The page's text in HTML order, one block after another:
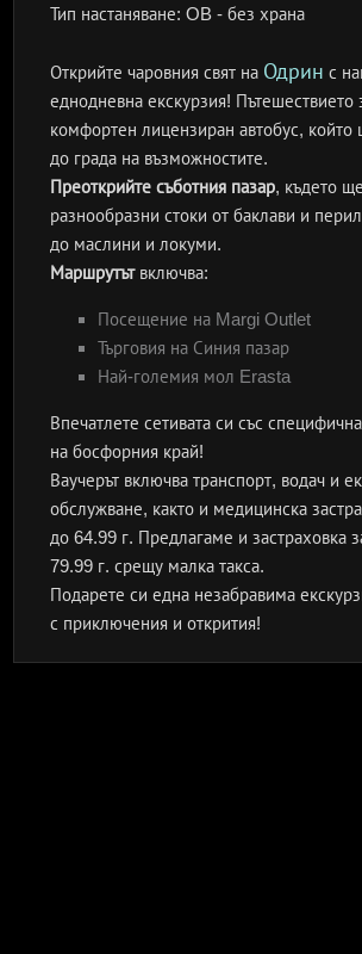
Тип настаняване:OB - без храна
Открийте чаровния свят на Одрин с
еднодневна екскурзия! Пътешествието
комфортен лицензиран автобус, който
до града на възможностите.
Преоткрийте съботния пазар, където
разнообразни стоки от баклави и
до маслини и локуми.
Маршрутътвключва:
Посещение на Margi Outlet
Търговия на Синия пазар
Най-големия мол Erasta
Впечатлете сетивата си със
на босфорния край!
Ваучерът включва транспорт, водач и
обслужване, както и медицинска
до 64.99 г. Предлагаме и застраховка
79.99 г. срещу малка такса.
Подарете си една незабравима
с приключения и открития!